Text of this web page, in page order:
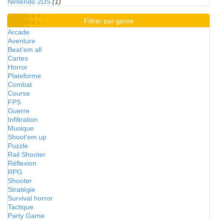
Filtrer par genre
Arcade
Aventure
Beat'em all
Cartes
Horror
Plateforme
Combat
Course
FPS
Guerre
Infiltration
Musique
Shoot'em up
Puzzle
Rail Shooter
Réflexion
RPG
Shooter
Stratégie
Survival horror
Tactique
Party Game